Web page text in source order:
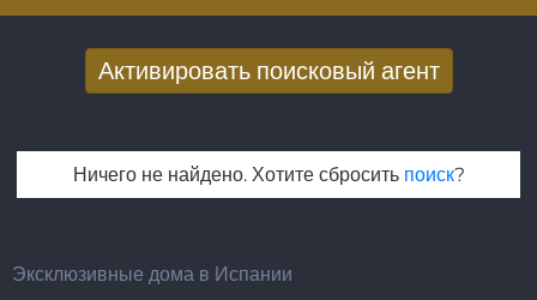
Активировать поисковый агент
E-mail адрес*
Ничего не найдено. Хотите сбросить поиск?
Эксклюзивные дома в Испании